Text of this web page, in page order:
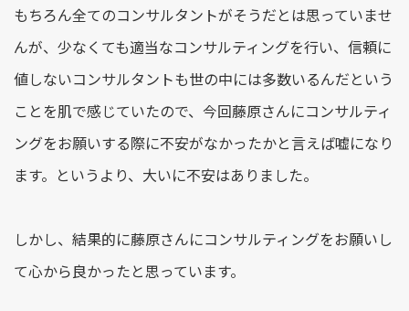
もちろん全てのコンサルタントがそうだとは思っていませ
んが、少なくても適当なコンサルティングを行い、信頼に
値しないコンサルタントも世の中には多数いるんだという
ことを肌で感じていたので、今回藤原さんにコンサルティ
ングをお願いする際に不安がなかったかと言えば嘘になり
ます。というより、大いに不安はありました。
しかし、結果的に藤原さんにコンサルティングをお願いし
て心から良かったと思っています。